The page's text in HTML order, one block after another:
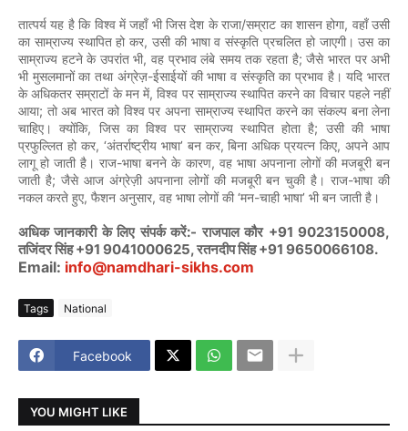
तात्पर्य यह है कि विश्व में जहाँ भी जिस देश के राजा/सम्राट का शासन होगा, वहाँ उसी
का साम्राज्य स्थापित हो कर, उसी की भाषा व संस्कृति प्रचलित हो जाएगी। उस का
साम्राज्य हटने के उपरांत भी,वह प्रभाव लंबे समय तक रहता है;जैसे भारत पर अभी
भी मुसलमानों का तथा अंग्रेज़-ईसाईयों की भाषा व संस्कृति का प्रभाव है। यदि भारत
के अधिकतर सम्राटों के मन में,विश्व पर साम्राज्य स्थापित करने का विचार पहले नहीं
आया; तो अब भारत को विश्व पर अपना साम्राज्य स्थापित करने का संकल्प बना लेना
चाहिए।
क्योंकि, जिस का विश्व पर साम्राज्य स्थापित होता है; उसी की भाषा
प्रफुल्लित हो कर, ‘अंतर्राष्ट्रीय भाषा’ बन कर,बिना अधिक प्रयत्न किए,अपने आप
लागू हो जाती है। राज-भाषा बनने के कारण, वह भाषा अपनाना लोगों की मजबूरी बन
जाती है; जैसे आज अंग्रेज़ी अपनाना लोगों की मजबूरी बन चुकी है। राज-भाषा की
नकल करते हुए, फैशन अनुसार, वह भाषा लोगों की‘मन-चाही भाषा’ भी बन जाती है।
अधिक जानकारी के लिए संपर्क करें:- राजपाल कौर+91 9023150008,
तजिंदरसिंह+91 9041000625,रतनदीपसिंह+91 9650066108.
Email: info@namdhari-sikhs.com
Tags National
Facebook
YOU MIGHT LIKE